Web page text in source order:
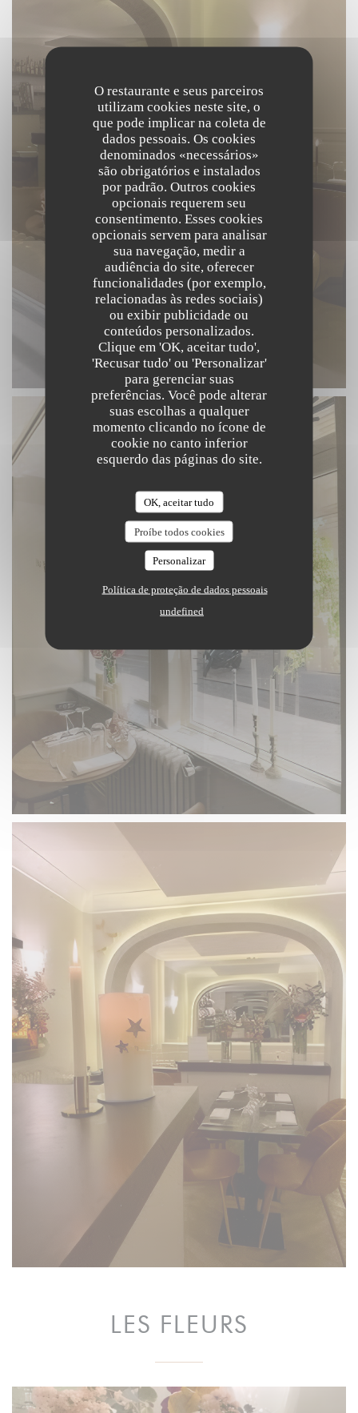
O restaurante e seus parceiros
utilizam cookies neste site, o
que pode implicar na coleta de
dados pessoais. Os cookies
denominados «necessários»
são obrigatórios e instalados
por padrão. Outros cookies
opcionais requerem seu
consentimento. Esses cookies
opcionais servem para analisar
sua navegação, medir a
audiência do site, oferecer
funcionalidades (por exemplo,
relacionadas às redes sociais)
ou exibir publicidade ou
conteúdos personalizados.
Clique em 'OK, aceitar tudo',
'Recusar tudo' ou 'Personalizar'
para gerenciar suas
preferências. Você pode alterar
suas escolhas a qualquer
momento clicando no ícone de
cookie no canto inferior
esquerdo das páginas do site.
OK, aceitar tudo
Proíbe todos cookies
Personalizar
Política de proteção de dados pessoais
undefined
LES FLEURS